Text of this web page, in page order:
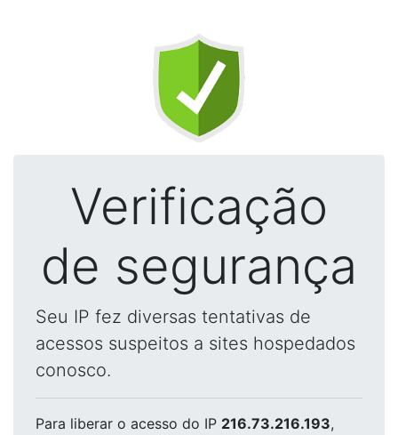
Verificação
de segurança
Seu IP fez diversas tentativas de
acessos suspeitos a sites hospedados
conosco.
Para liberar o acesso do IP 216.73.216.193,